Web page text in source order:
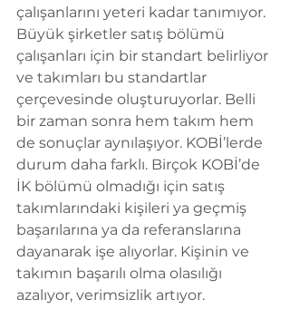
çalışanlarını yeteri kadar tanımıyor.
Büyük şirketler satış bölümü
çalışanları için bir standart belirliyor
ve takımları bu standartlar
çerçevesinde oluşturuyorlar. Belli
bir zaman sonra hem takım hem
de sonuçlar aynılaşıyor. KOBİ’lerde
durum daha farklı. Birçok KOBİ’de
İK bölümü olmadığı için satış
takımlarındaki kişileri ya geçmiş
başarılarına ya da referanslarına
dayanarak işe alıyorlar. Kişinin ve
takımın başarılı olma olasılığı
azalıyor, verimsizlik artıyor.